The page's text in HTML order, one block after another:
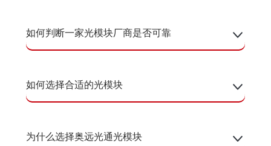
如何判断一家光模块厂商是否可靠
如何选择合适的光模块
为什么选择奥远光通光模块